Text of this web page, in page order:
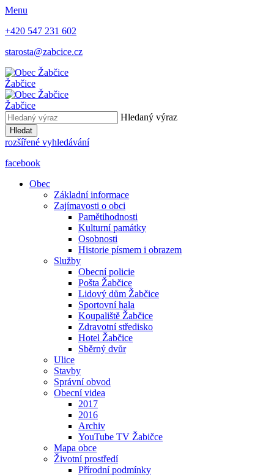
Menu
+420 547 231 602
starosta@zabcice.cz
Žabčice
Žabčice
Hledaný výraz
Hledat
rozšířené vyhledávání
facebook
Obec
Základní informace
Zajímavosti o obci
Pamětihodnosti
Kulturní památky
Osobnosti
Historie písmem i obrazem
Služby
Obecní policie
Pošta Žabčice
Lidový dům Žabčice
Sportovní hala
Koupaliště Žabčice
Zdravotní středisko
Hotel Žabčice
Sběrný dvůr
Ulice
Stavby
Správní obvod
Obecní videa
2017
2016
Archiv
YouTube TV Žabičce
Mapa obce
Životní prostředí
Přírodní podmínky